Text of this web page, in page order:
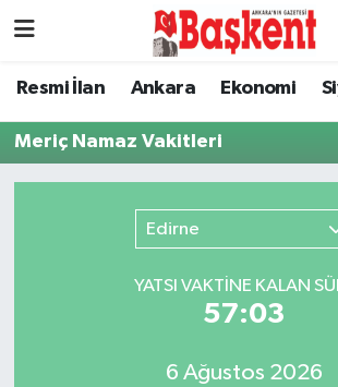
Resmi İlan Ankara Ekonomi
Meriç Namaz Vakitleri
Edirne
YATSI VAKTİNE KALAN
57:03
6 Ağustos 2026
Ankara
Asayiş
Nöbetçi Eczaneler
Hava Durumu
Trafik Durumu
Süper Lig Puan Durumu ve Fikstür
Tüm Manşetler